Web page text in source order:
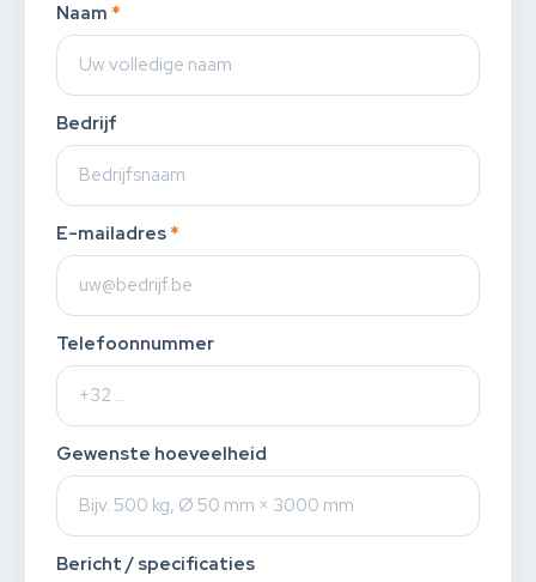
Naam *
Bedrijf
E-mailadres *
Telefoonnummer
Gewenste hoeveelheid
Bericht / specificaties